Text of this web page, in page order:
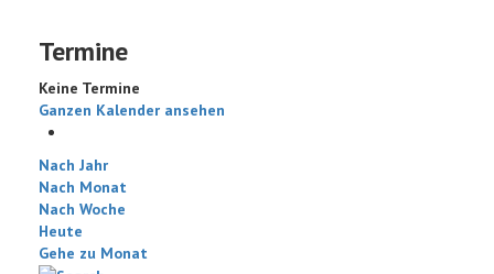
Termine
Keine Termine
Ganzen Kalender ansehen
Nach Jahr
Nach Monat
Nach Woche
Heute
Gehe zu Monat